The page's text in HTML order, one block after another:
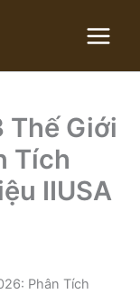
Thế Giới
Tích
IIUSA
Phân Tích